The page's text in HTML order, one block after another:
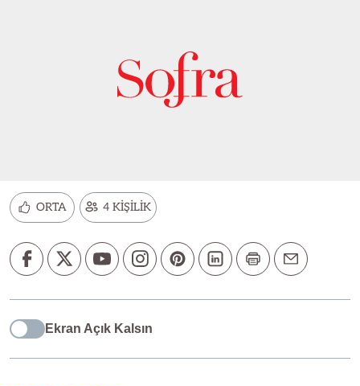
ORTA 4 KİŞİLİK
Ekran Açık Kalsın